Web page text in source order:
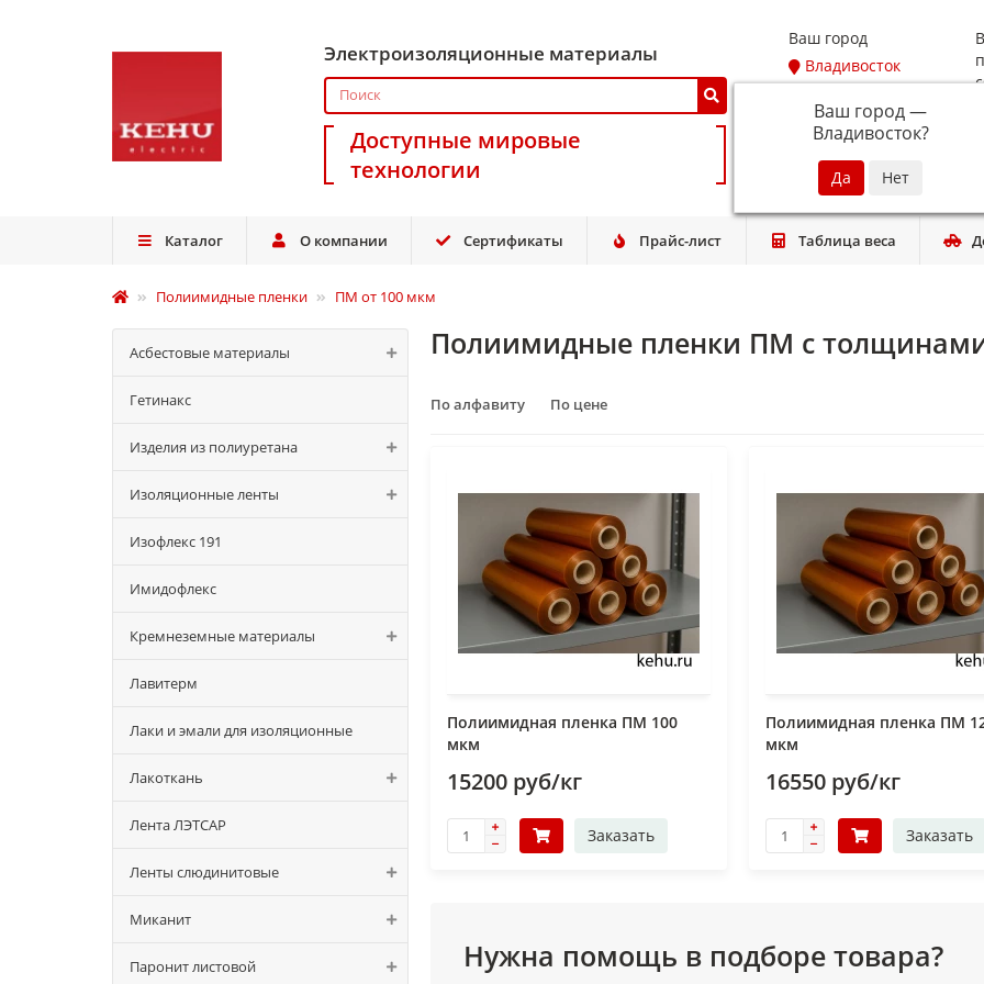
Электроизоляционные материалы
Доступные мировые
технологии
Ваш город
Владивосток
Ваш город —
Владивосток?
Каталог О компании Сертификаты Прайс-лист Таблица веса
Полиимидные пленки ПМ от 100 мкм
Асбестовые материалы
Гетинакс
Изделия из полиуретана
Изоляционные ленты
Изофлекс 191
Имидофлекс
Кремнеземные материалы
Лавитерм
Лаки и эмали для изоляционные
Лакоткань
Лента ЛЭТСАР
Ленты слюдинитовые
Миканит
Паронит листовой
Полиимидные пленки ПМ с
По алфавиту По цене
Полиимидная пленка ПМ 100
мкм
15200 руб/кг
Заказать
Полиимидная пленка ПМ
мкм
16550 руб/кг
Заказать
Нужна помощь в подборе товара?